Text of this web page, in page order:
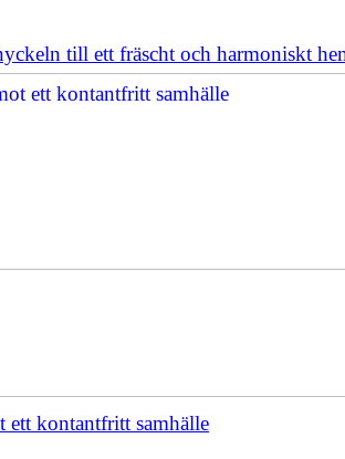
till ett fräscht och harmoniskt
ett kontantfritt samhälle